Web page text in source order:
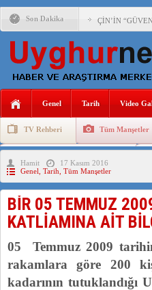
Son Dakika ÇİN’İN
ANAHTAR
ÇİN’İN DOĞU
150 YILDIR
ÇİN’İN
MHP’DEN
Genel Tarih Video
TV Rehberi Tüm Manşetler
Uygurlarda Düğün ve Cenaze
Hamit
17 Kasım 2016
Genel Tarih Tüm Manşetler
BİR 05 TEMMUZ
KATLİAMINA AİT
05 Temmuz 2009
rakamlara göre 200
kadarının tutuklandığı